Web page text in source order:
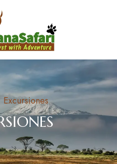
Excursiones